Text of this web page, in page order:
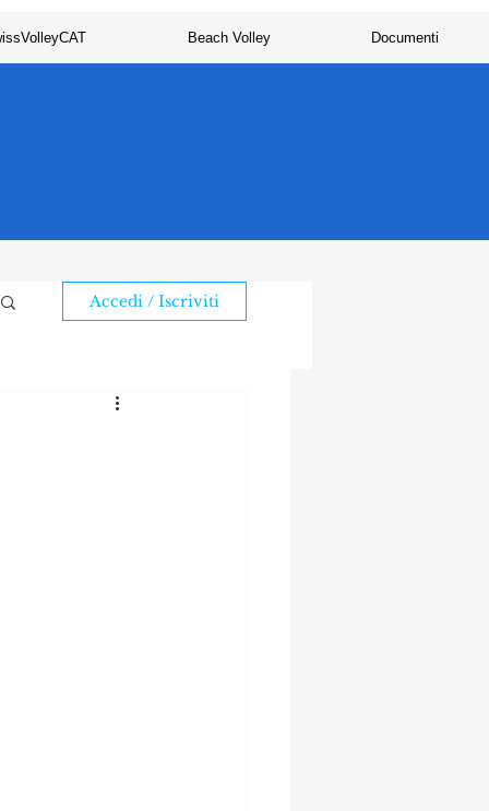
Beach Volley Documenti
Accedi / Iscriviti